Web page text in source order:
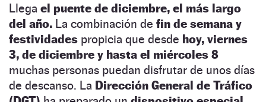
Llega el puente de diciembre, el más largo
del año. La combinación de fin de semana y
festividades propicia que desde hoy, viernes
3, de diciembre y hasta el miércoles 8
muchas personas puedan disfrutar de unos días
de descanso. La Dirección General de Tráfico